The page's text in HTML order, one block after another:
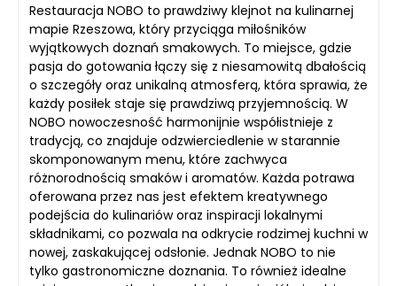
Restauracja NOBO to prawdziwy klejnot na kulinarnej
mapie Rzeszowa, który przyciąga miłośników
wyjątkowych doznań smakowych. To miejsce, gdzie
pasja do gotowania łączy się z niesamowitą dbałością
o szczegóły oraz unikalną atmosferą, która sprawia, że
każdy posiłek staje się prawdziwą przyjemnością. W
NOBO nowoczesność harmonijnie współistnieje z
tradycją, co znajduje odzwierciedlenie w starannie
skomponowanym menu, które zachwyca
różnorodnością smaków i aromatów. Każda potrawa
oferowana przez nas jest efektem kreatywnego
podejścia do kulinariów oraz inspiracji lokalnymi
składnikami, co pozwala na odkrycie rodzimej kuchni w
nowej, zaskakującej odsłonie. Jednak NOBO to nie
tylko gastronomiczne doznania. To również idealne